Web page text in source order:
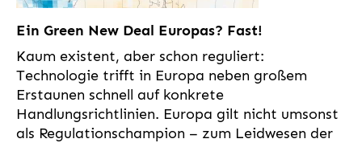
Ein Green New Deal Europas? Fast!
Kaum existent, aber schon reguliert:
Technologie trifft in Europa neben großem
Erstaunen schnell auf konkrete
Handlungsrichtlinien. Europa gilt nicht umsonst
als Regulationschampion – zum Leidwesen der